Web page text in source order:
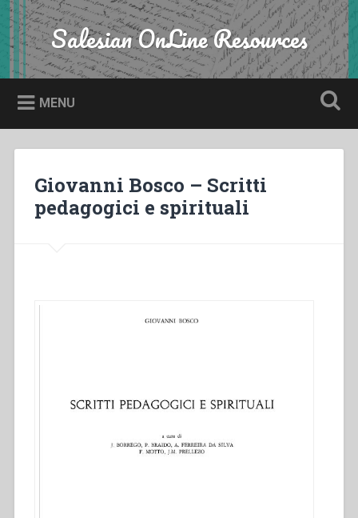
Skip
to
content
Search Salesian OnLine Resources
MENU
Giovanni Bosco – Scritti
pedagogici e spirituali